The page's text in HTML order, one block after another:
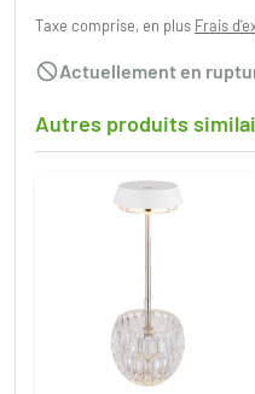
Taxe comprise, en plus Frais
Actuellement en
Autres produits